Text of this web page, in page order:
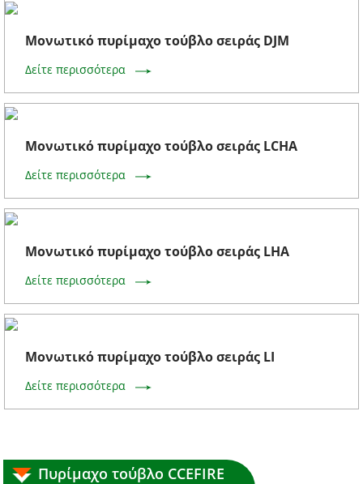
Μονωτικό πυρίμαχο τούβλο σειράς DJM
Δείτε περισσότερα
Μονωτικό πυρίμαχο τούβλο σειράς LCHA
Δείτε περισσότερα
Μονωτικό πυρίμαχο τούβλο σειράς LHA
Δείτε περισσότερα
Μονωτικό πυρίμαχο τούβλο σειράς LI
Δείτε περισσότερα
Πυρίμαχο τούβλο CCEFIRE